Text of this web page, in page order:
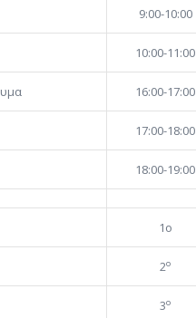
9:00-10:00
10:00-11:00
16:00-17:00
17:00-18:00
18:00-19:00
1ο
2ο
3ο